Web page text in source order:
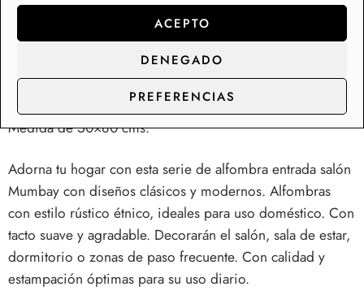
ACEPTO
DENEGADO
PREFERENCIAS
Alfombra de entrada, para salón, para dormitorios,
cocinas… Ideales para uso doméstico. Decorarán el salón,
dormitorios, baños, cocinas o zonas de paso frecuente.
Con calidad y estampación óptimas para su uso diario.
Medida de 50×80 cms.
Adorna tu hogar con esta serie de alfombra entrada salón
Mumbay con diseños clásicos y modernos. Alfombras
con estilo rústico étnico, ideales para uso doméstico. Con
tacto suave y agradable. Decorarán el salón, sala de estar,
dormitorio o zonas de paso frecuente. Con calidad y
estampación óptimas para su uso diario.